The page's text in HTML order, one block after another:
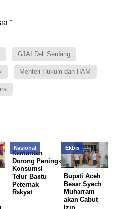
“
GJAI Deli Serdang
Menteri Hukum dan HAM
Nasional
Kementan
Dorong Peningkatan
Konsumsi
Telur Bantu
Peternak
Rakyat
Ekbis
Bupati Aceh
Besar Syech
Muharram
akan Cabut
Izin